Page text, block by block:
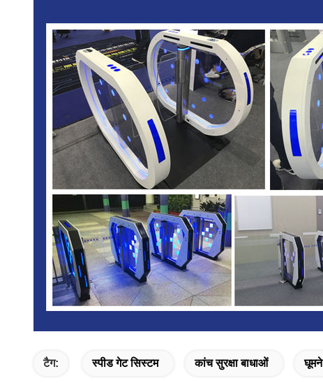
टैग: स्पीड गेट सिस्टम कांच सुरक्षा बाधाओं घूमने